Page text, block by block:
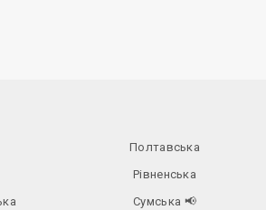
Полтавська
Рівненська
Сумська 📢